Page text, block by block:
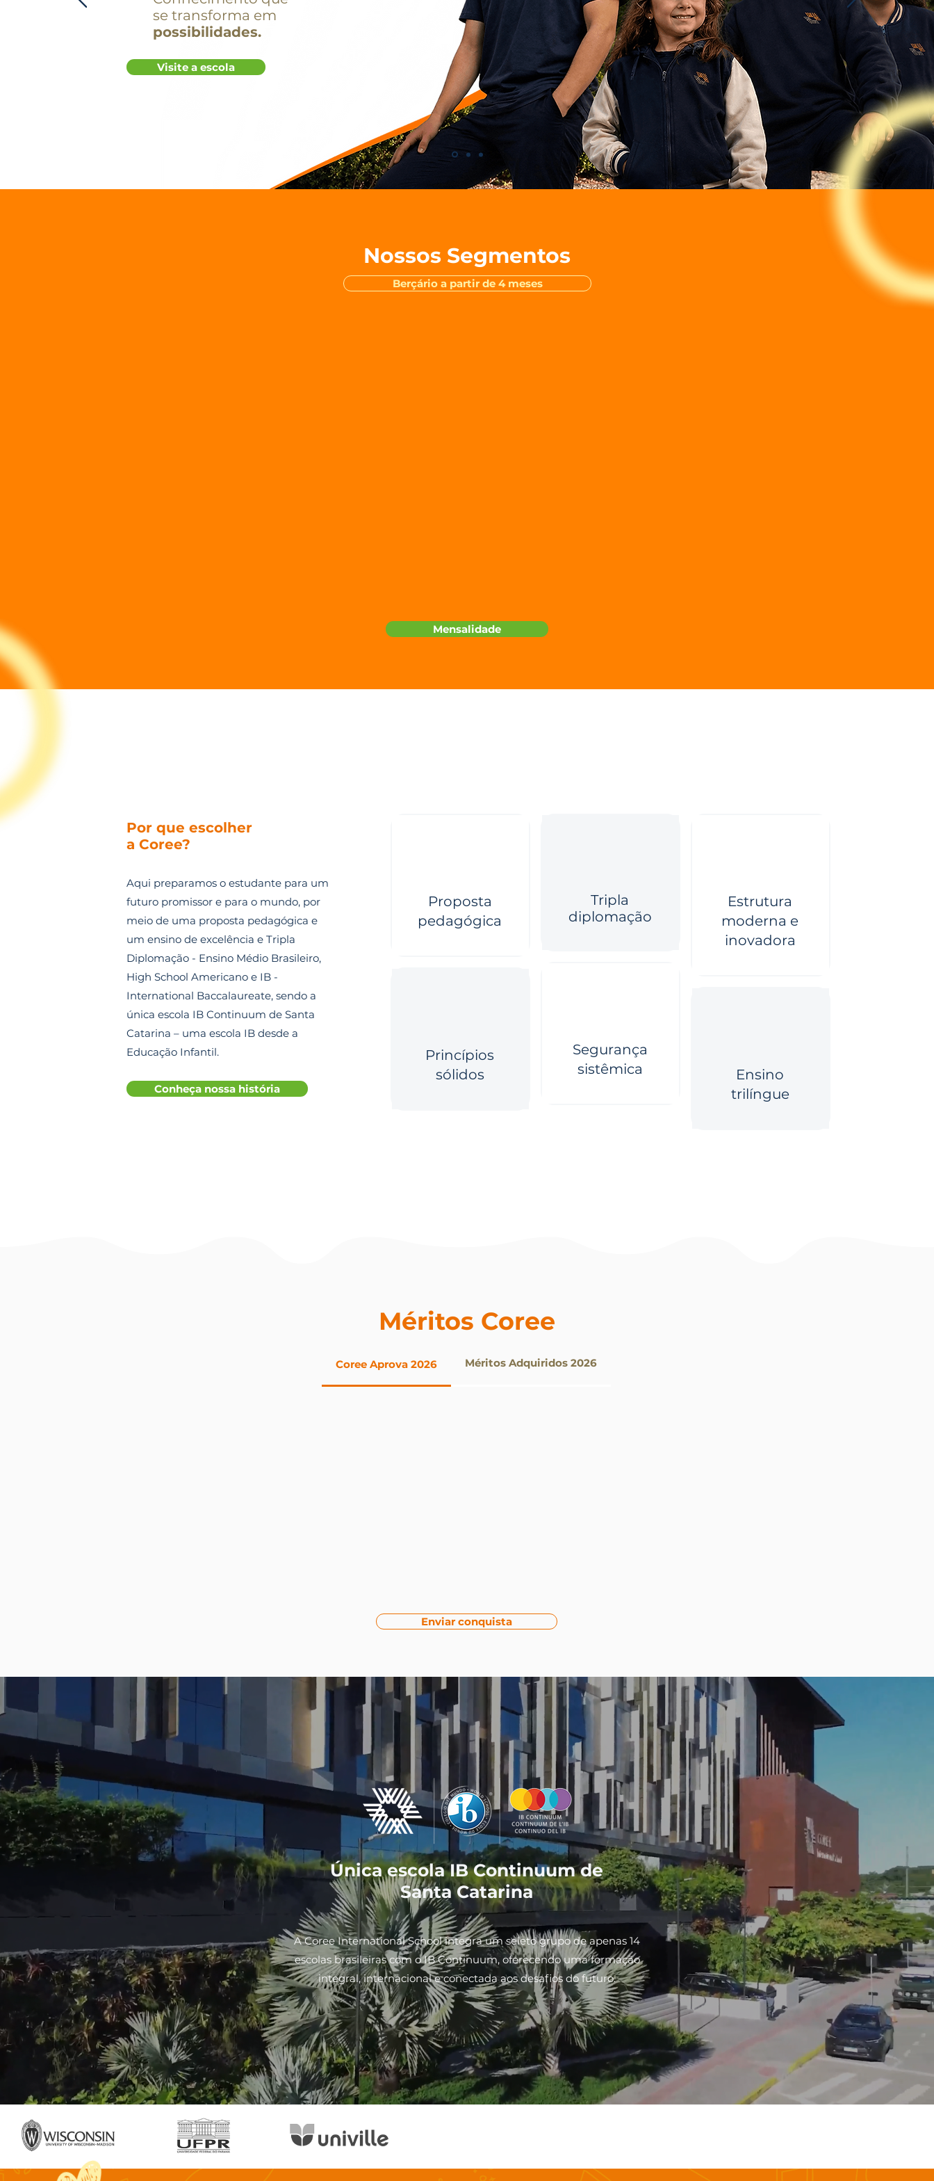
se transforma em
possibilidades.
Visite a escola
Nossos Segmentos
Berçário a partir de 4 meses
Mensalidade
Por que escolher
a Coree?
Aqui preparamos o estudante para um
futuro promissor e para o mundo, por
meio de uma proposta pedagógica e
um ensino de excelência e Tripla
Diplomação - Ensino Médio Brasileiro,
High School Americano e IB -
International Baccalaureate, sendo a
única escola IB Continuum de Santa
Catarina – uma escola IB desde a
Educação Infantil.
Conheça nossa história
Proposta
pedagógica
Princípios
sólidos
Tripla
diplomação
Segurança
sistêmica
Estrutura
moderna e
inovadora
Ensino
trilíngue
Méritos Coree
Coree Aprova 2026 Méritos Adquiridos 2026
Enviar conquista
Única escola IB Continuum de
Santa Catarina
A Coree International School integra um seleto grupo de apenas 14
escolas brasileiras com o IB Continuum, oferecendo uma formação
integral, internacional e conectada aos desafios do futuro.